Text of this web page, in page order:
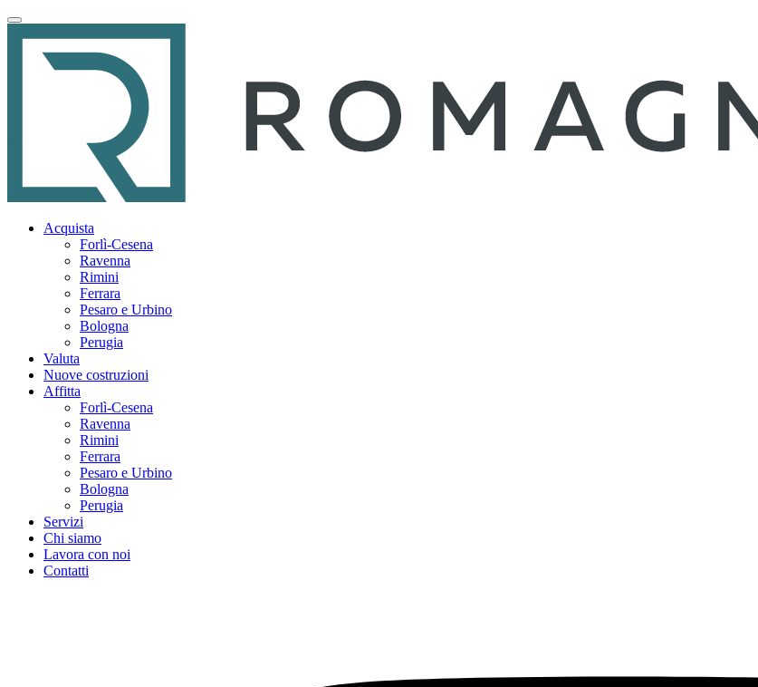
Acquista
Forlì-Cesena
Ravenna
Rimini
Ferrara
Pesaro e Urbino
Bologna
Perugia
Valuta
Nuove costruzioni
Affitta
Forlì-Cesena
Ravenna
Rimini
Ferrara
Pesaro e Urbino
Bologna
Perugia
Servizi
Chi siamo
Lavora con noi
Contatti